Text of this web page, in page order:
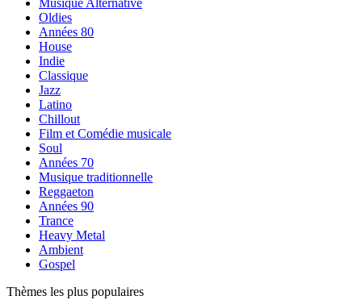
Musique Alternative
Oldies
Années 80
House
Indie
Classique
Jazz
Latino
Chillout
Film et Comédie musicale
Soul
Années 70
Musique traditionnelle
Reggaeton
Années 90
Trance
Heavy Metal
Ambient
Gospel
Thèmes les plus populaires